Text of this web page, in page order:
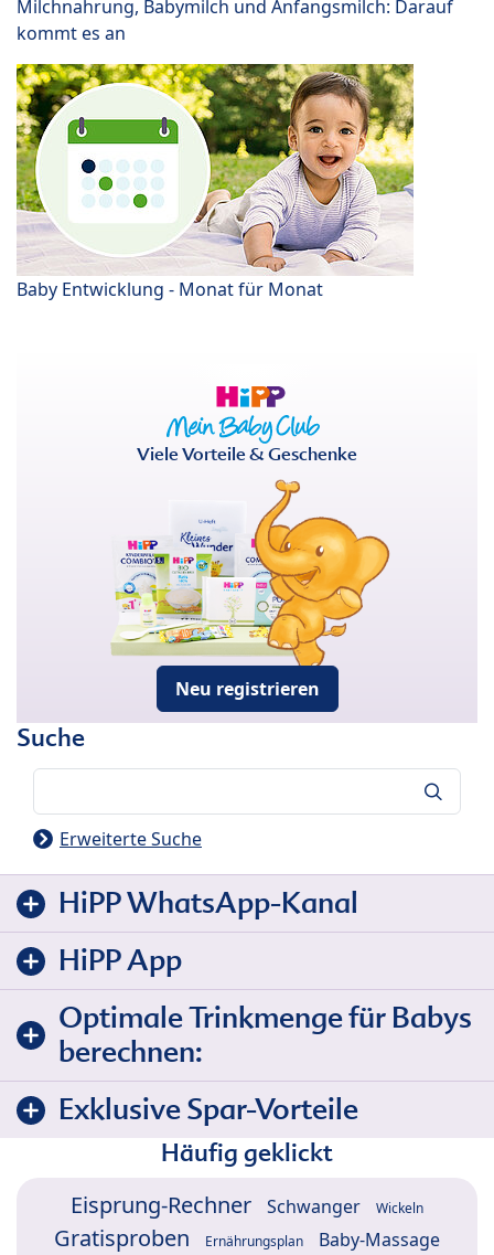
Milchnahrung, Babymilch und Anfangsmilch: Darauf
kommt es an
Baby Entwicklung - Monat für Monat
Viele Vorteile & Geschenke
Neu registrieren
Suche
Erweiterte Suche
HiPP WhatsApp-Kanal
HiPP App
Optimale Trinkmenge für Babys
berechnen:
Exklusive Spar-Vorteile
Häufig geklickt
Eisprung-Rechner Schwanger Wickeln
Gratisproben Ernährungsplan Baby-Massage